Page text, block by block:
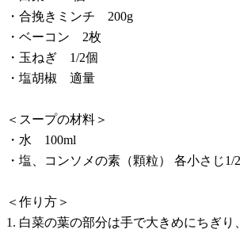
・合挽きミンチ 200g
・ベーコン 2枚
・玉ねぎ 1/2個
・塩胡椒 適量
＜スープの材料＞
・水 100ml
・塩、コンソメの素（顆粒） 各小さじ1/2
＜作り方＞
1. 白菜の葉の部分は手で大きめにちぎり